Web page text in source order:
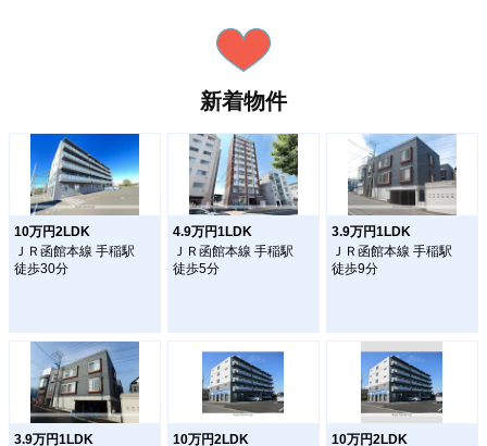
新着物件
10万円2LDK
ＪＲ函館本線 手稲駅
徒歩30分
4.9万円1LDK
ＪＲ函館本線 手稲駅
徒歩5分
3.9万円1LDK
ＪＲ函館本線 手稲駅
徒歩9分
3.9万円1LDK 10万円2LDK 10万円2LDK